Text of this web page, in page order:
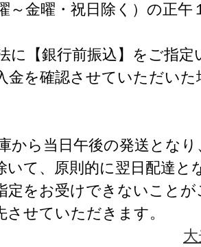
金曜・祝日除く）の正午
【銀行前振込】をご指定
金を確認させていただいた
から当日午後の発送となり
いて、原則的に翌日配達と
定をお受けできないこと
させていただきます。